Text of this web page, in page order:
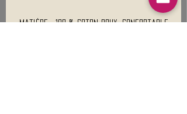
Matière : 100 % coton doux, confortable